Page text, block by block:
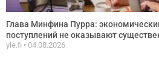
Глава Минфина Пурра:
поступлений не оказывают
yle.fi 04.08.2026